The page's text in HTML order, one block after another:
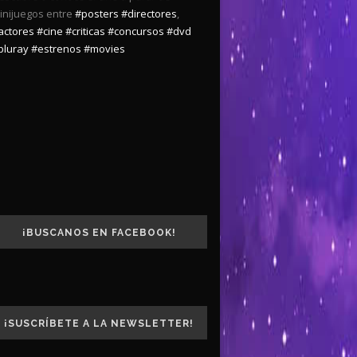
entre #posters #directores,
#cine #criticas #concursos #dvd
#estrenos #movies
¡BUSCANOS EN FACEBOOK!
¡SUSCRÍBETE A LA NEWSLETTER!